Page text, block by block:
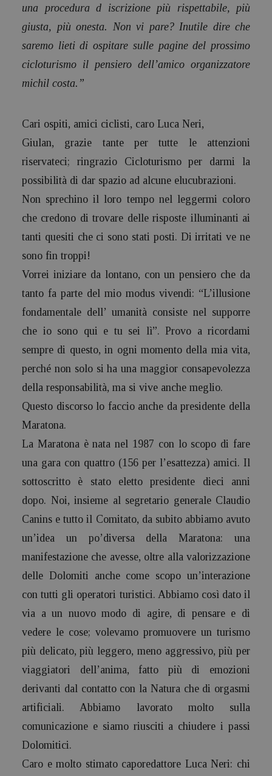
una procedura d iscrizione più rispettabile, più
giusta, più onesta. Non vi pare? Inutile dire che
saremo lieti di ospitare sulle pagine del prossimo
cicloturismo il pensiero dell’amico organizzatore
michil costa.”
Cari ospiti, amici ciclisti, caro Luca Neri,
Giulan, grazie tante per tutte le attenzioni
riservateci; ringrazio Cicloturismo per darmi la
possibilità di dar spazio ad alcune elucubrazioni.
Non sprechino il loro tempo nel leggermi coloro
che credono di trovare delle risposte illuminanti ai
tanti quesiti che ci sono stati posti. Di irritati ve ne
sono fin troppi!
Vorrei iniziare da lontano, con un pensiero che da
tanto fa parte del mio modus vivendi: “L’illusione
fondamentale dell’ umanità consiste nel supporre
che io sono qui e tu sei lì”. Provo a ricordami
sempre di questo, in ogni momento della mia vita,
perché non solo si ha una maggior consapevolezza
della responsabilità, ma si vive anche meglio.
Questo discorso lo faccio anche da presidente della
Maratona.
La Maratona è nata nel 1987 con lo scopo di fare
una gara con quattro (156 per l’esattezza) amici. Il
sottoscritto è stato eletto presidente dieci anni
dopo. Noi, insieme al segretario generale Claudio
Canins e tutto il Comitato, da subito abbiamo avuto
un’idea un po’diversa della Maratona: una
manifestazione che avesse, oltre alla valorizzazione
delle Dolomiti anche come scopo un’interazione
con tutti gli operatori turistici. Abbiamo così dato il
via a un nuovo modo di agire, di pensare e di
vedere le cose; volevamo promuovere un turismo
più delicato, più leggero, meno aggressivo, più per
viaggiatori dell’anima, fatto più di emozioni
derivanti dal contatto con la Natura che di orgasmi
artificiali. Abbiamo lavorato molto sulla
comunicazione e siamo riusciti a chiudere i passi
Dolomitici.
Caro e molto stimato caporedattore Luca Neri: chi